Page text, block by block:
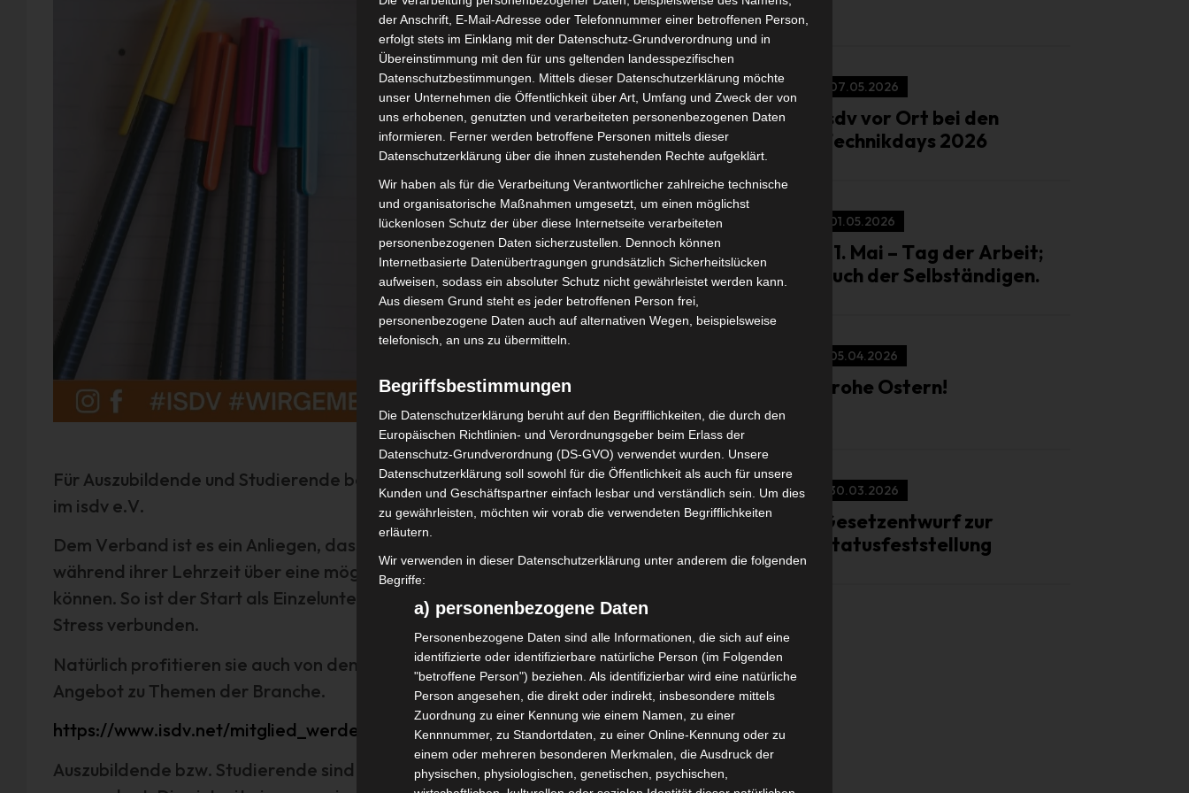
Für Auszubildende und Studierende besteht eine kostenlose Mitgliedschaft
im isdv e.V.
Dem Verband ist es ein Anliegen, dass sich Azubis und Studierende schon
während ihrer Lehrzeit über eine mögliche Selbständigkeit informieren
können. So ist der Start als Einzelunternehmer nicht mit Unwissenheit und
Stress verbunden.
Natürlich profitieren sie auch von den Deals der isdv und dem breiten
Angebot zu Themen der Branche.
https://www.isdv.net/mitglied_werden.html
Auszubildende bzw. Studierende sind den angeschlossenen Mitgliedern
07.05.2026
isdv vor Ort bei den
Technikdays 2026
01.05.2026
01. Mai – Tag der Arbeit;
auch der Selbständigen.
05.04.2026
Frohe Ostern!
30.03.2026
Gesetzentwurf zur
Statusfeststellung
der Anschrift, E-Mail-Adresse oder Telefonnummer einer betroffenen Person,
erfolgt stets im Einklang mit der Datenschutz-Grundverordnung und in
Übereinstimmung mit den für uns geltenden landesspezifischen
Datenschutzbestimmungen. Mittels dieser Datenschutzerklärung möchte
unser Unternehmen die Öffentlichkeit über Art, Umfang und Zweck der von
uns erhobenen, genutzten und verarbeiteten personenbezogenen Daten
informieren. Ferner werden betroffene Personen mittels dieser
Datenschutzerklärung über die ihnen zustehenden Rechte aufgeklärt.
Wir haben als für die Verarbeitung Verantwortlicher zahlreiche technische
und organisatorische Maßnahmen umgesetzt, um einen möglichst
lückenlosen Schutz der über diese Internetseite verarbeiteten
personenbezogenen Daten sicherzustellen. Dennoch können
Internetbasierte Datenübertragungen grundsätzlich Sicherheitslücken
aufweisen, sodass ein absoluter Schutz nicht gewährleistet werden kann.
Aus diesem Grund steht es jeder betroffenen Person frei,
personenbezogene Daten auch auf alternativen Wegen, beispielsweise
telefonisch, an uns zu übermitteln.
Begriffsbestimmungen
Die Datenschutzerklärung beruht auf den Begrifflichkeiten, die durch den
Europäischen Richtlinien- und Verordnungsgeber beim Erlass der
Datenschutz-Grundverordnung (DS-GVO) verwendet wurden. Unsere
Datenschutzerklärung soll sowohl für die Öffentlichkeit als auch für unsere
Kunden und Geschäftspartner einfach lesbar und verständlich sein. Um dies
zu gewährleisten, möchten wir vorab die verwendeten Begrifflichkeiten
erläutern.
Wir verwenden in dieser Datenschutzerklärung unter anderem die folgenden
Begriffe:
a) personenbezogene Daten
Personenbezogene Daten sind alle Informationen, die sich auf eine
identifizierte oder identifizierbare natürliche Person (im Folgenden
"betroffene Person") beziehen. Als identifizierbar wird eine natürliche
Person angesehen, die direkt oder indirekt, insbesondere mittels
Zuordnung zu einer Kennung wie einem Namen, zu einer
Kennnummer, zu Standortdaten, zu einer Online-Kennung oder zu
einem oder mehreren besonderen Merkmalen, die Ausdruck der
physischen, physiologischen, genetischen, psychischen,